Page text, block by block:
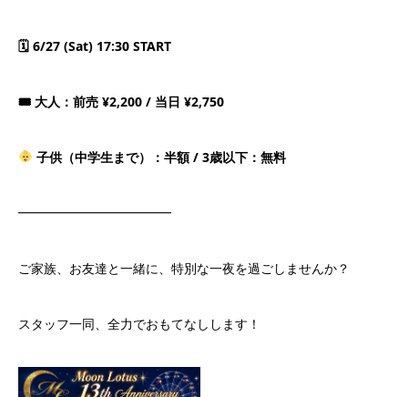
🗓 6/27 (Sat) 17:30 START
🎟 大人：前売 ¥2,200 / 当日 ¥2,750
子供（中学生まで）：半額 / 3歳以下：無料
━━━━━━━━━━━━
ご家族、お友達と一緒に、特別な一夜を過ごしませんか？
スタッフ一同、全力でおもてなしします！